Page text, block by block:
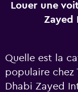
Louer une
Zayed
Quelle est la
populaire chez
Dhabi Zayed